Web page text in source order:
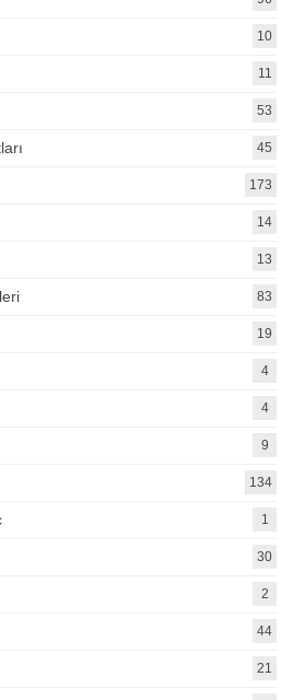
10
11
53
45
173
14
13
83
19
4
4
9
134
1
30
2
44
21